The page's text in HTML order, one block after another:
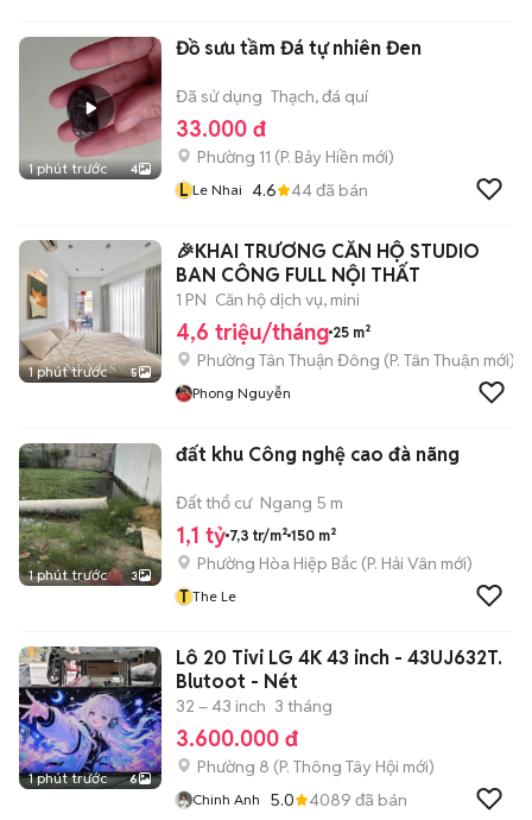
1 phút trước 4
Đồ sưu tầm Đá tự nhiên Đen
Đã sử dụng Thạch, đá quí
33.000 đ
Phường 11 (P. Bảy Hiền mới)
L Le Nhai 4.6 44đã bán
1 phút trước 5
🎉KHAI TRƯƠNG CĂN HỘ STUDIO
BAN CÔNG FULL NỘI THẤT
1 PN Căn hộ dịch vụ, mini
4,6 triệu/tháng 25 m²
Phường Tân Thuận Đông (P. Tân Thuận mới)
Phong Nguyễn
1 phút trước 3
đất khu Công nghệ cao đà nãng
Đất thổ cư Ngang 5 m
1,1 tỷ 7,3 tr/m² 150 m²
Phường Hòa Hiệp Bắc (P. Hải Vân mới)
T The Le
1 phút trước 6
Lô 20 Tivi LG 4K 43 inch - 43UJ632T.
Blutoot - Nét
32 – 43 inch 3 tháng
3.600.000 đ
Phường 8 (P. Thông Tây Hội mới)
Chinh Anh 5.0 4089 đã bán